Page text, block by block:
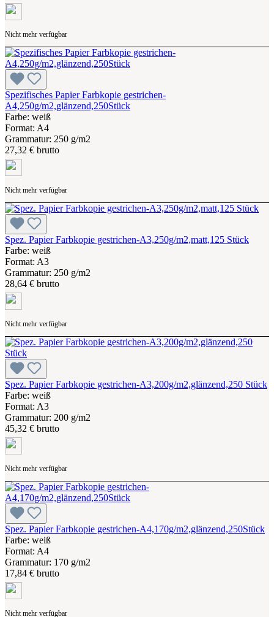
Nicht mehr verfügbar
Spezifisches Papier Farbkopie gestrichen-
A4,250g/m2,glänzend,250Stück
Farbe: weiß
Format: A4
Grammatur: 250 g/m2
27,32 € brutto
Nicht mehr verfügbar
Spez. Papier Farbkopie gestrichen-A3,250g/m2,matt,125 Stück
Farbe: weiß
Format: A3
Grammatur: 250 g/m2
28,64 € brutto
Nicht mehr verfügbar
Spez. Papier Farbkopie gestrichen-A3,200g/m2,glänzend,250 Stück
Farbe: weiß
Format: A3
Grammatur: 200 g/m2
45,32 € brutto
Nicht mehr verfügbar
Spez. Papier Farbkopie gestrichen-A4,170g/m2,glänzend,250Stück
Farbe: weiß
Format: A4
Grammatur: 170 g/m2
17,84 € brutto
Nicht mehr verfügbar